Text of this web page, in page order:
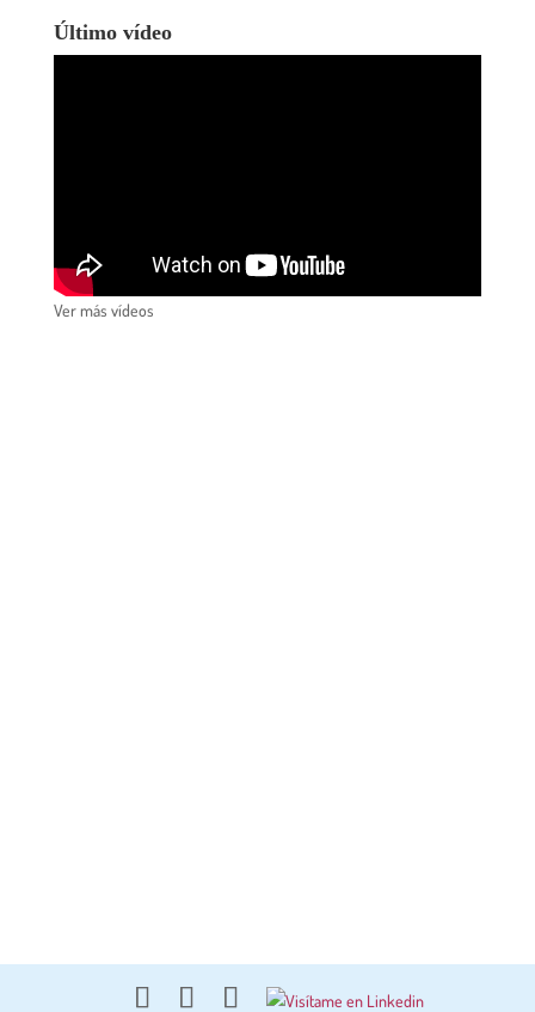
Último vídeo
Ver más vídeos